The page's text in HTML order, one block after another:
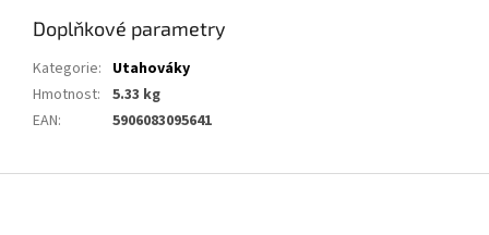
Doplňkové parametry
Kategorie: Utahováky
Hmotnost: 5.33 kg
EAN: 5906083095641